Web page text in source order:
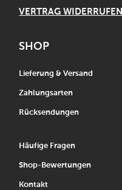
VERTRAG WIDERRUFEN
SHOP
Lieferung & Versand
Zahlungsarten
Rücksendungen
Häufige Fragen
Shop-Bewertungen
Kontakt